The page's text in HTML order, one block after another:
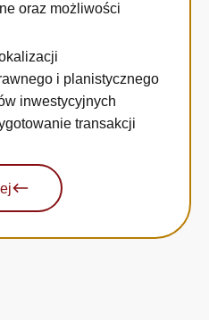
oraz możliwości
i planistycznego
inwestycyjnych
transakcji